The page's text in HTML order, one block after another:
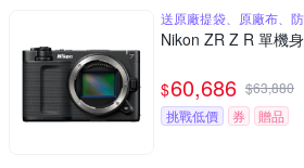
送原廠提袋、原廠布、
Nikon ZR Z R 單機
$60,686 $63,880
挑戰低價
券 贈品